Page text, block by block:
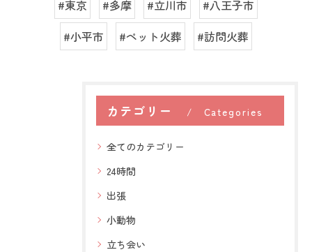
#東京 #多摩 #立川市
#八王子市
#小平市
#ペット火葬 #訪問火葬
カテゴリー Categories
全てのカテゴリー
24時間
出張
小動物
立ち会い